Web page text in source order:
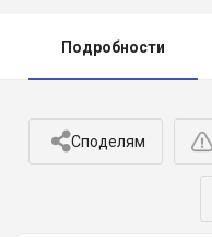
Подробности
Споделям